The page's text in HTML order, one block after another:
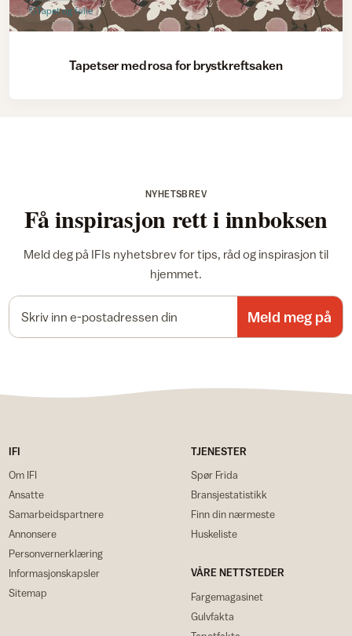
Tapet og folie
Tapetser med rosa for brystkreftsaken
NYHETSBREV
Få inspirasjon rett i innboksen
Meld deg på IFIs nyhetsbrev for tips, råd og inspirasjon til
hjemmet.
Meld meg på
IFI
Om IFI
Ansatte
Samarbeidspartnere
Annonsere
Personvernerklæring
Informasjonskapsler
Sitemap
TJENESTER
Spør Frida
Bransjestatistikk
Finn din nærmeste
Huskeliste
VÅRE NETTSTEDER
Fargemagasinet
Gulvfakta